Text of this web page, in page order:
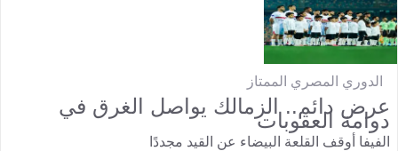
الدوري المصري الممتاز
عرض دائم.. الزمالك يواصل الغرق في
دوامة العقوبات
الفيفا أوقف القلعة البيضاء عن القيد مجددًا